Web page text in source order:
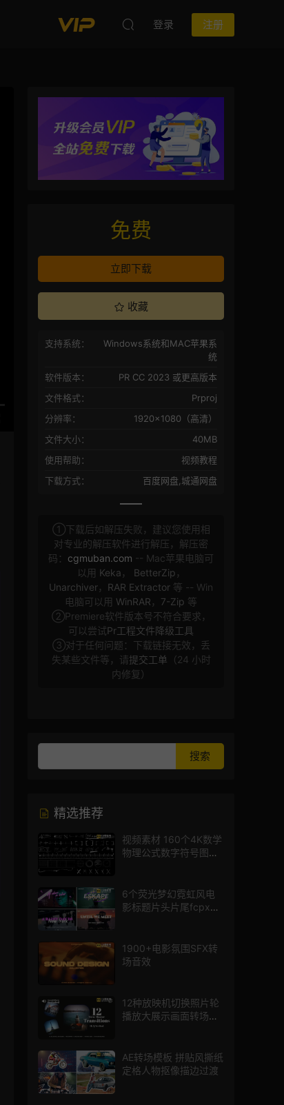
登录 注册
免费
立即下载
收藏
支持系统：
Windows系统和MAC苹果系
统
软件版本：
PR CC 2023 或更高版本
文件格式：
Prproj
分辨率：
1920×1080（高清）
文件大小：
40MB
使用帮助：
视频教程
下载方式：
百度网盘,城通网盘
①下载后如解压失败，建议您使用相
对专业的解压软件进行解压，解压密
码： cgmuban.com -- Mac苹果电脑可
以用 Keka ， BetterZip ，
Unarchiver， RAR Extractor 等 -- Win
电脑可以用 WinRAR ， 7-Zip 等
②Premiere软件版本号不符合要求，
可以尝试Pr工程文件降级工具
③对于任何问题：下载链接无效，丢
失某些文件等，请提交工单 （24 小时
内修复）
精选推荐
视频素材 160个4K数学
物理公式数字符号图标
6个荧光梦幻霓虹风电
影标题片头片尾fcpx插
1900+电影氛围SFX转
场音效
12种放映机切换照片轮
播放大展示画面转场动
AE转场模板 拼贴风撕纸
定格人物抠像描边过渡